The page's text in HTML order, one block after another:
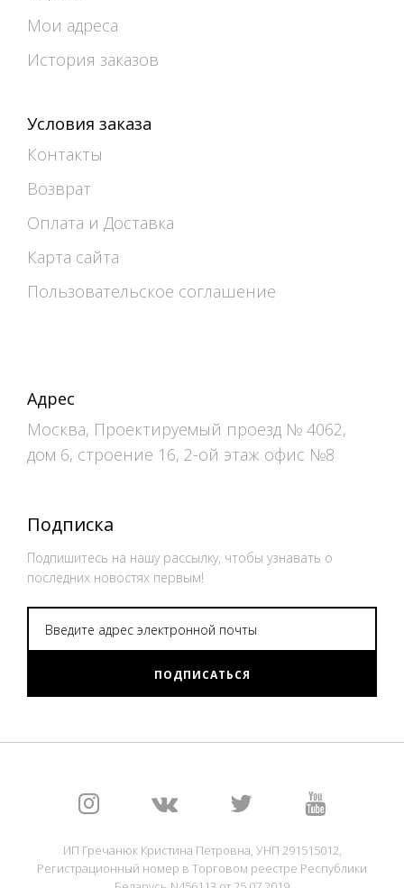
Мои адреса
История заказов
Условия заказа
Контакты
Возврат
Оплата и Доставка
Карта сайта
Пользовательское соглашение
Адрес
Москва, Проектируемый проезд № 4062,
дом 6, строение 16, 2-ой этаж офис №8
Подписка
Подпишитесь на нашу рассылку, чтобы узнавать о
последних новостях первым!
ПОДПИСАТЬСЯ
ИП Гречанюк Кристина Петровна, УНП 291515012,
Регистрационный номер в Торговом реестре Республики